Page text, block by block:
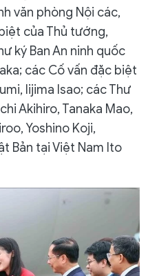
văn phòng Nội các,
của Thủ tướng,
ký Ban An ninh quốc
các Cố vấn đặc biệt
Iijima Isao; các Thư
Akihiro, Tanaka Mao,
Yoshino Koji,
Bản tại Việt Nam Ito